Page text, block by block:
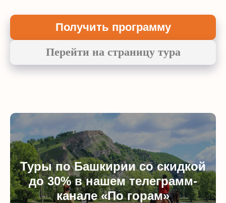
Получить программу
Перейти на страницу тура
Туры по Башкирии со скидкой
до 30% в нашем телеграмм-
канале «По горам»